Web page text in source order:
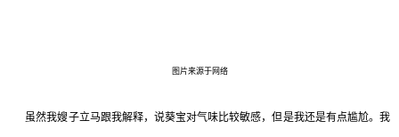
图片来源于网络
虽然我嫂子立马跟我解释，说葵宝对气味比较敏感，但是我还是有点尴尬。我